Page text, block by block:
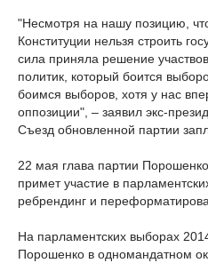
"Несмотря на нашу позицию,
Конституции нельзя строить
сила приняла решение
политик, который боится
боимся выборов, хотя у нас
оппозиции", – заявил экс-
Съезд обновленной партии
22 мая глава партии
примет участие в
ребрендинг и
На парламентских выборах
Порошенко в одномандатном